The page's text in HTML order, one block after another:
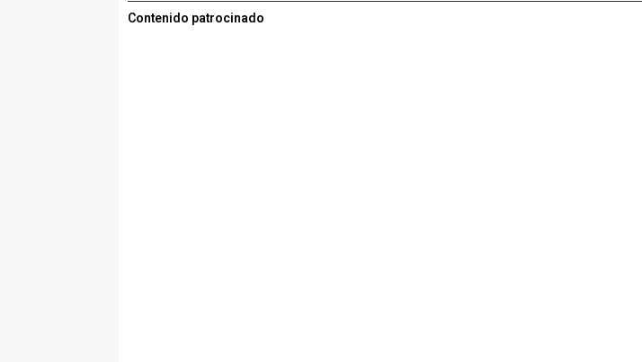
Contenido patrocinado